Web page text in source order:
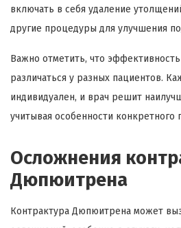
включать в себя удаление
другие процедуры для улучшения
Важно отметить, что
различаться у разных пациентов.
индивидуален, и врач решит
учитывая особенности конкретного
Осложнения
Дюпюитрена
Контрактура Дюпюитрена может